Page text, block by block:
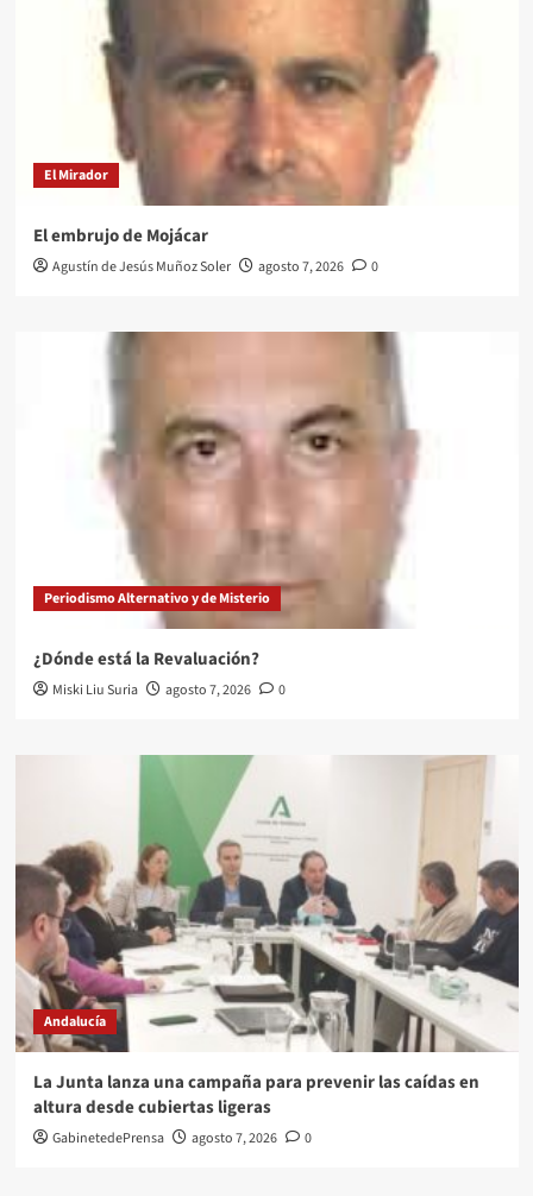
El Mirador
El embrujo de Mojácar
Agustín de Jesús Muñoz Soler agosto 7, 2026 0
Periodismo Alternativo y de Misterio
¿Dónde está la Revaluación?
Miski Liu Suria agosto 7, 2026 0
Andalucía
La Junta lanza una campaña para prevenir las caídas en
altura desde cubiertas ligeras
GabinetedePrensa agosto 7, 2026 0